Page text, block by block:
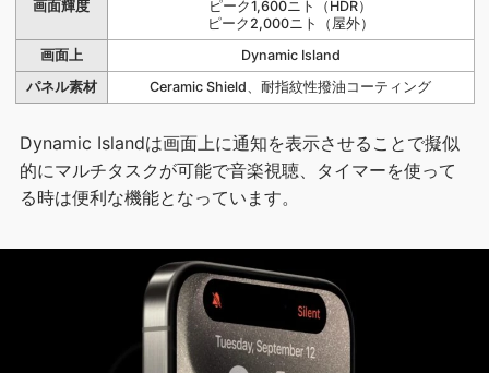
画面輝度
ピーク1,600ニト（HDR）
ピーク2,000ニト（屋外）
画面上
Dynamic Island
パネル素材
Ceramic Shield、耐指紋性撥油コーティング
Dynamic Islandは画面上に通知を表示させることで擬似
的にマルチタスクが可能で音楽視聴、タイマーを使って
る時は便利な機能となっています。